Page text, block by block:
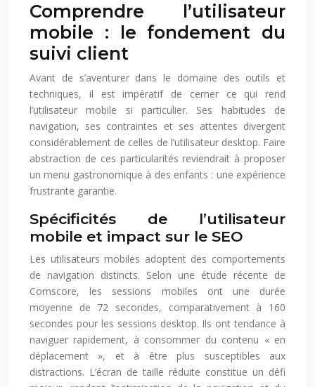
Comprendre l’utilisateur
mobile : le fondement du
suivi client
Avant de s’aventurer dans le domaine des outils et
techniques, il est impératif de cerner ce qui rend
l’utilisateur mobile si particulier. Ses habitudes de
navigation, ses contraintes et ses attentes divergent
considérablement de celles de l’utilisateur desktop. Faire
abstraction de ces particularités reviendrait à proposer
un menu gastronomique à des enfants : une expérience
frustrante garantie.
Spécificités de l’utilisateur
mobile et impact sur le SEO
Les utilisateurs mobiles adoptent des comportements
de navigation distincts. Selon une étude récente de
Comscore, les sessions mobiles ont une durée
moyenne de 72 secondes, comparativement à 160
secondes pour les sessions desktop. Ils ont tendance à
naviguer rapidement, à consommer du contenu « en
déplacement », et à être plus susceptibles aux
distractions. L’écran de taille réduite constitue un défi